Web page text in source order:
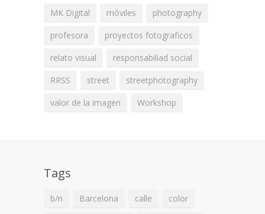
MK Digital
móviles
photography
profesora
proyectos fotograficos
relato visual
responsabiliad social
RRSS
street
streetphotography
valor de la imagen
Workshop
Tags
b/n Barcelona calle
color